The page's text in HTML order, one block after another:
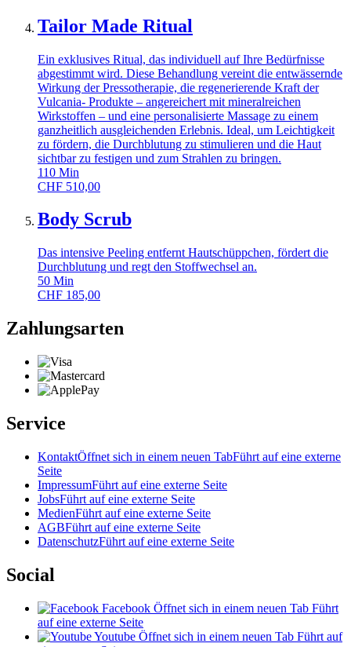
Tailor Made Ritual
Ein exklusives Ritual, das individuell auf Ihre Bedürfnisse
abgestimmt wird. Diese Behandlung vereint die entwässernde
Wirkung der Pressotherapie, die regenerierende Kraft der
Vulcania- Produkte – angereichert mit mineralreichen
Wirkstoffen – und eine personalisierte Massage zu einem
ganzheitlich ausgleichenden Erlebnis. Ideal, um Leichtigkeit
zu fördern, die Durchblutung zu stimulieren und die Haut
sichtbar zu festigen und zum Strahlen zu bringen.
110 Min
CHF 510,00
Body Scrub
Das intensive Peeling entfernt Hautschüppchen, fördert die
Durchblutung und regt den Stoffwechsel an.
50 Min
CHF 185,00
Zahlungsarten
Service
KontaktÖffnet sich in einem neuen TabFührt auf eine externe
Seite
ImpressumFührt auf eine externe Seite
JobsFührt auf eine externe Seite
MedienFührt auf eine externe Seite
AGBFührt auf eine externe Seite
DatenschutzFührt auf eine externe Seite
Social
Facebook Öffnet sich in einem neuen Tab Führt
auf eine externe Seite
Youtube Öffnet sich in einem neuen Tab Führt auf